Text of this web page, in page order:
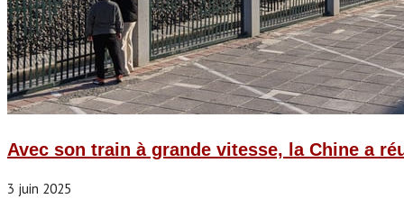
Avec son train à grande vitesse, la Chine a
3 juin 2025